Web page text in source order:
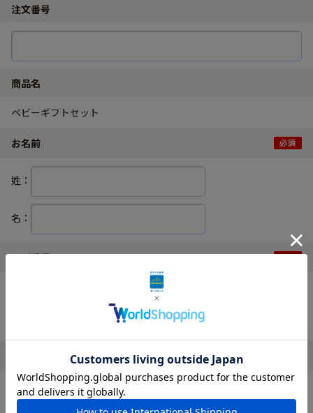
注文番号
商品名
ベビーギフトセット
お名前
姓：
名：
電話番号
ハイフンなしでご入力ください。
メールアドレス